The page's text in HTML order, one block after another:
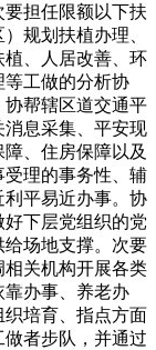
担任限额以下扶
规划扶植办理、
、人居改善、环
等工做的分析协
帮辖区道交通平
息采集、平安现
、住房保障以及
理的事务性、辅
平易近办事。协
下层党组织的党
场地支撑。次要
关机构开展各类
办事、养老办
培育、指点方面
者步队，并通过